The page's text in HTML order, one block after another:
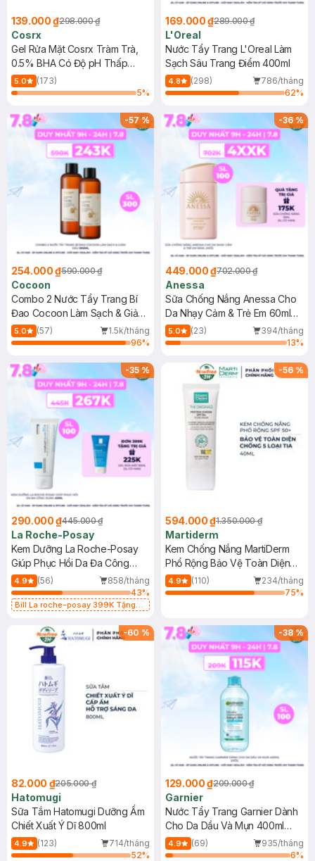
139.000 ₫298.000 ₫
Cosrx
Gel Rửa Mặt Cosrx Tràm Trà,
0.5% BHA Có Độ pH Thấp
150ml
5.0
(173)
5%
169.000 ₫289.000 ₫
L'Oreal
Nước Tẩy Trang L'Oreal Làm
Sạch Sâu Trang Điểm 400ml
4.8 (298)
786/tháng
62%
-57%
254.000 ₫590.000 ₫
Cocoon
Combo 2 Nước Tẩy Trang Bí
Đao Cocoon Làm Sạch & Giảm
Dầu 500ml
5.0 (57)
1.5k/tháng
96%
-36%
449.000 ₫702.000 ₫
Anessa
Sữa Chống Nắng Anessa Cho
Da Nhạy Cảm & Trẻ Em 60ml
(Mới)
5.0 (23)
394/tháng
13%
-35%
290.000 ₫445.000 ₫
La Roche-Posay
Kem Dưỡng La Roche-Posay
Giúp Phục Hồi Da Đa Công
Dụng 40ml
4.9 (56)
858/tháng
43%
Bill La roche-posay 399K Tặng
(SL có hạn)
-56 %
594.000 ₫1.350.000 ₫
Martiderm
Kem Chống Nắng MartiDerm
Phổ Rộng Bảo Vệ Toàn Diện
40ml
4.9 (110)
234/tháng
75%
-60 %
82.000 ₫205.000 ₫
Hatomugi
Sữa Tắm Hatomugi Dưỡng Ẩm
Chiết Xuất Ý Dĩ 800ml
4.9 (123)
714/tháng
52%
-38%
129.000 ₫209.000 ₫
Garnier
Nước Tẩy Trang Garnier Dành
Cho Da Dầu Và Mụn 400ml
(Mới)
4.9 (69)
935/tháng
6%